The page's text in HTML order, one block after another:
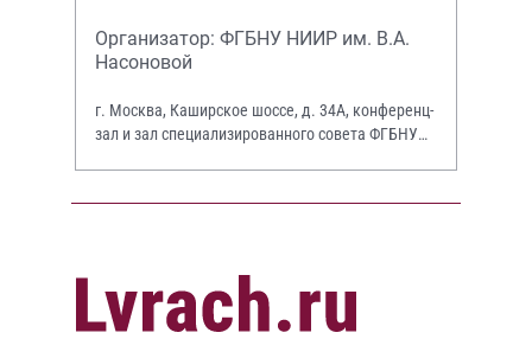
Организатор: ФГБНУ НИИР им. В.А.
Насоновой
г. Москва, Каширское шоссе, д. 34А, конференц-
зал и зал специализированного совета ФГБНУ